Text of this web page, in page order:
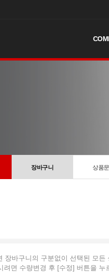
장바구니 상품
장바구니의 구분없이 선택된 모든
면 수량변경 후 [수정] 버튼을 누